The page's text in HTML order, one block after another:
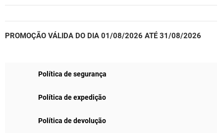
PROMOÇÃO VÁLIDA DO DIA 01/08/2026 ATÉ 31/08/2026
Política de segurança
Política de expedição
Política de devolução